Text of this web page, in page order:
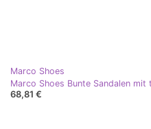
Marco Shoes
68,81 €